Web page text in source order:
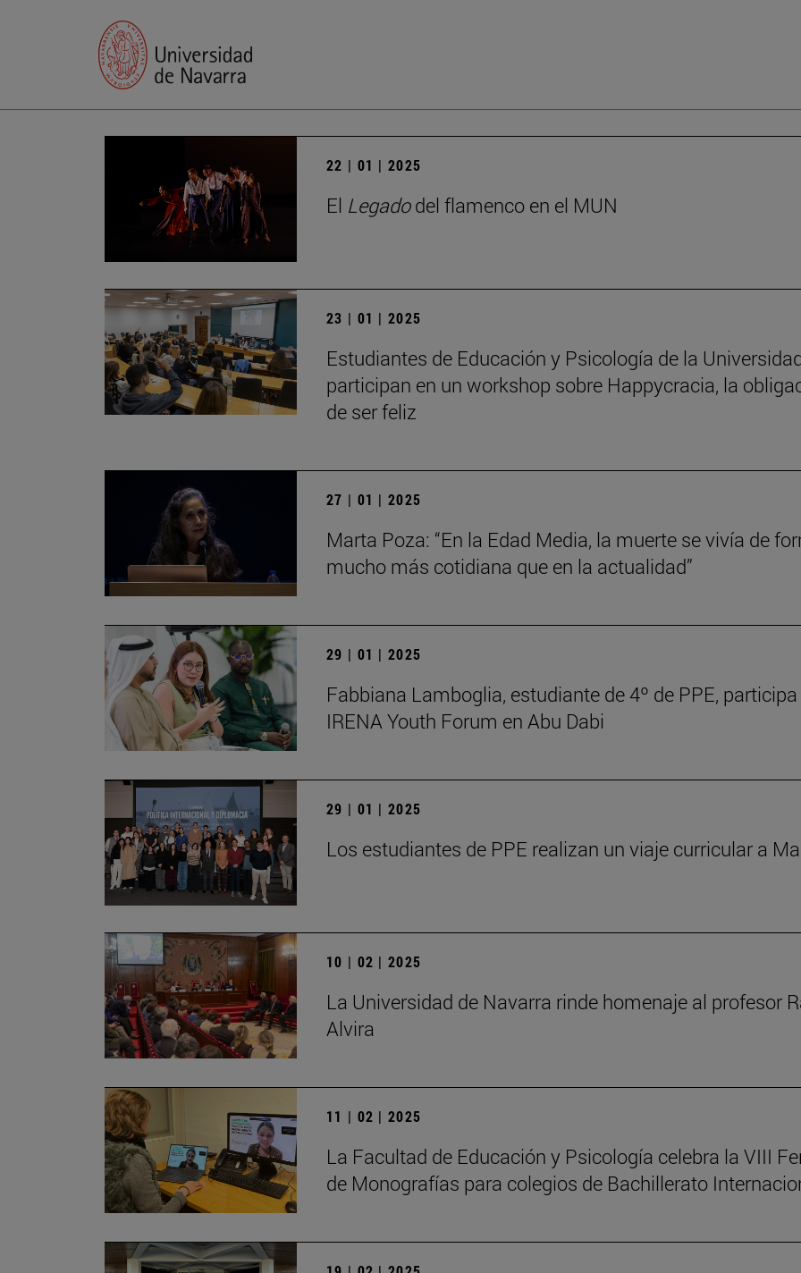
22 | 01 | 2025
El Legadodel flamenco en el MUN
23 | 01 | 2025
Estudiantes de Educación y Psicología de la
participan en un workshop sobre Happycracia, la
de ser feliz
27 | 01 | 2025
Marta Poza: “En la Edad Media, la muerte se vivía de
mucho más cotidiana que en la actualidad”
29 | 01 | 2025
Fabbiana Lamboglia, estudiante de 4º de PPE, participa
IRENA Youth Forum en Abu Dabi
29 | 01 | 2025
Los estudiantes de PPE realizan un viaje curricular a
10 | 02 | 2025
La Universidad de Navarra rinde homenaje al profesor
Alvira
11 | 02 | 2025
La Facultad de Educación y Psicología celebra la VIII
de Monografías para colegios de Bachillerato